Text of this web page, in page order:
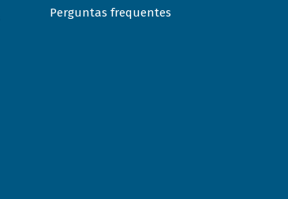
Perguntas frequentes